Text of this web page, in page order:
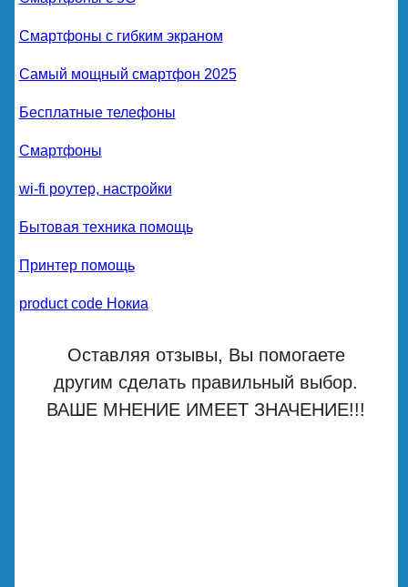
Смартфоны с гибким экраном
Самый мощный смартфон 2025
Бесплатные телефоны
Смартфоны
wi-fi роутер, настройки
Бытовая техника помощь
Принтер помощь
product code Нокиа
Оставляя отзывы, Вы помогаете
другим сделать правильный выбор.
ВАШЕ МНЕНИЕ ИМЕЕТ ЗНАЧЕНИЕ!!!